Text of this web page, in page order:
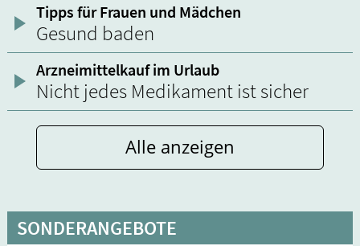
Tipps für Frauen und Mädchen
Gesund baden
Arzneimittelkauf im Urlaub
Nicht jedes Medikament ist sicher
Alle anzeigen
SONDERANGEBOTE